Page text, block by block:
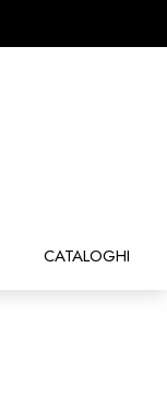
CATALOGHI